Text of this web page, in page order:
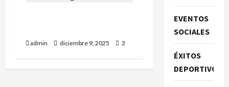
admin diciembre 9, 2025 3
EVENTOS
SOCIALES
ÉXITOS
DEPORTIVOS